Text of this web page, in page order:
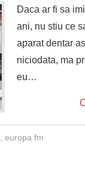
Daca ar fi sa
ani, nu stiu ce
aparat dentar
niciodata, ma
eu…
europa fm